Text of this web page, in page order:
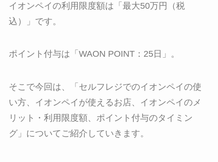
イオンペイの利用限度額は「最大50万円（税
込）」です。
ポイント付与は「WAON POINT：25日」。
そこで今回は、「セルフレジでのイオンペイの使
い方、イオンペイが使えるお店、イオンペイのメ
リット・利用限度額、ポイント付与のタイミン
グ」についてご紹介していきます。